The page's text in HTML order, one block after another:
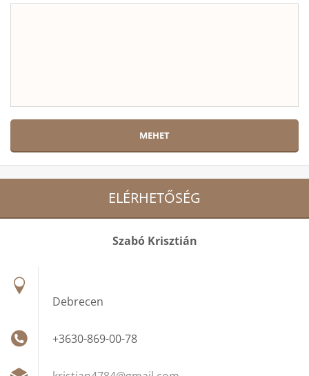
ELÉRHETŐSÉG
Szabó Krisztián
Debrecen
+3630-869-00-78